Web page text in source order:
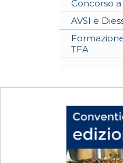
Concorso
AVSI e
TFA